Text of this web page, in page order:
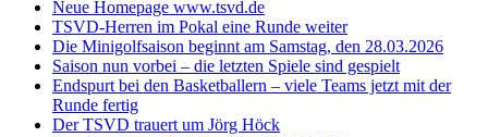
Neue Homepage www.tsvd.de
TSVD-Herren im Pokal eine Runde weiter
Die Minigolfsaison beginnt am Samstag, den 28.03.2026
Saison nun vorbei – die letzten Spiele sind gespielt
Endspurt bei den Basketballern – viele Teams jetzt mit der
Runde fertig
Der TSVD trauert um Jörg Höck